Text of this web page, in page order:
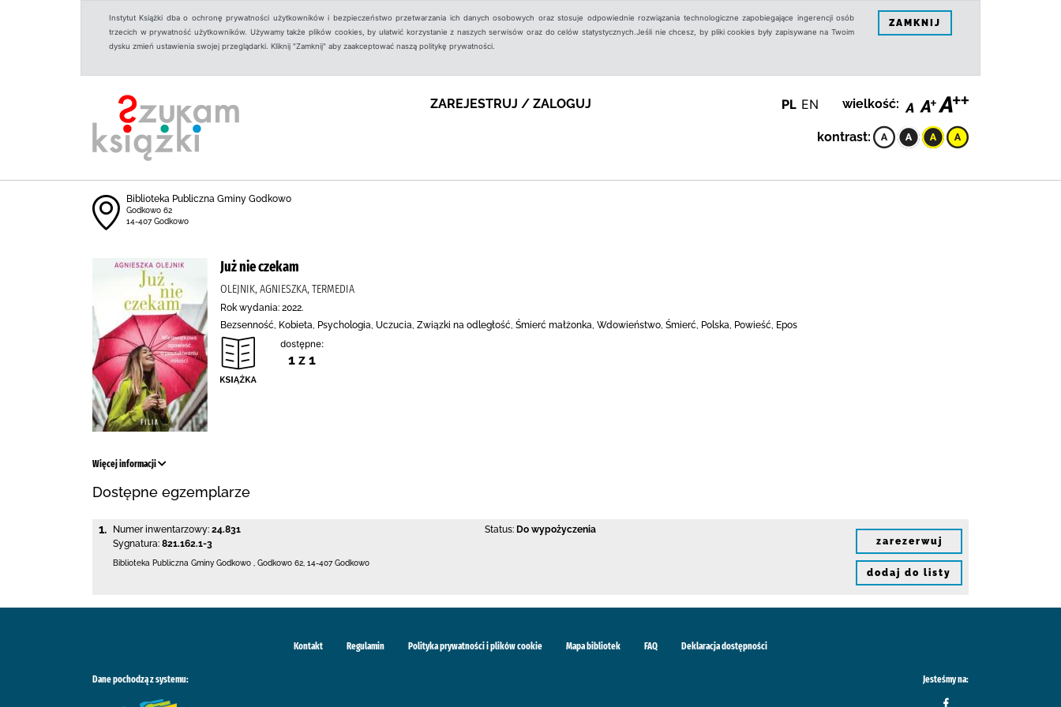
Instytut Książki dba o ochronę prywatności użytkowników i bezpieczeństwo przetwarzania ich danych osobowych oraz stosuje odpowiednie rozwiązania technologiczne zapobiegające ingerencji osób
trzecich w prywatność użytkowników. Używamy także plików cookies, by ułatwić korzystanie z naszych serwisów oraz do celów statystycznych.Jeśli nie chcesz, by pliki cookies były zapisywane na Twoim
dysku zmień ustawienia swojej przeglądarki. Kliknij "Zamknij" aby zaakceptować naszą politykę prywatności.
ZAMKNIJ
ZAREJESTRUJ / ZALOGUJ PL EN wielkość:
kontrast:
Biblioteka Publiczna Gminy Godkowo
Godkowo 62
14-407 Godkowo
Już nie czekam
OLEJNIK, AGNIESZKA, TERMEDIA
Rok wydania: 2022.
Bezsenność, Kobieta, Psychologia, Uczucia, Związki na odległość, Śmierć małżonka, Wdowieństwo, Śmierć, Polska, Powieść, Epos
dostępne:
1 z 1
Więcej informacji
Dostępne egzemplarze
1. Numer inwentarzowy: 24.831
Sygnatura: 821.162.1-3
Status: Do wypożyczenia
Biblioteka Publiczna Gminy Godkowo Godkowo 62 14-407 Godkowo
zarezerwuj
dodaj do listy
Kontakt Regulamin Polityka prywatności i plików cookie Mapa bibliotek FAQ Deklaracja dostępności
Dane pochodzą z systemu: Jesteśmy na: